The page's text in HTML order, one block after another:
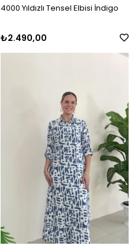
4000 Yıldızlı Tensel Elbisi İndigo
₺2.490,00